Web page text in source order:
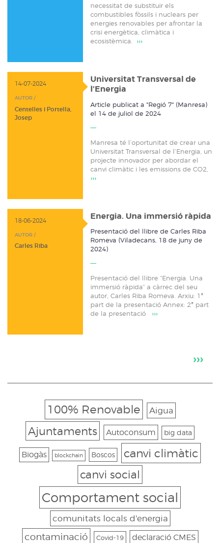
necessitat de substituir els
combustibles fòssils i nuclears per
energies renovables per afrontar la
crisi energètica, climàtica i
ecosistèmica. ›››
14-07-2024
AUTOR /
Centelles i Portella,
Josep
Universitat Transversal de
l’Energia
Article publicat a "Regió 7" (Manresa)
el 14 de juliol de 2024
Manresa té l’oportunitat de crear una
Universitat Transversal de l’Energia, un
projecte innovador per abordar el
canvi climàtic i les emissions de CO2,
›››
18-06-2024
AUTOR /
Carles Riba
Energia. Una immersió ràpida
Presentació del llibre de Carles Riba
Romeva (Viladecans, 18 de juny de
2024)
Presentació del llibre “Energia. Una
immersió ràpida” a càrrec del seu
autor, Carles Riba Romeva. Arxiu: 1ª
part de la presentació Annex: 2ª part
de la presentació ›››
›››
100% Renovable Aigua
Ajuntaments Autoconsum big data
Biogàs blockchain Boscos canvi climàtic
canvi social
Comportament social
comunitats locals d'energia
contaminació Covid-19
declaració CMES